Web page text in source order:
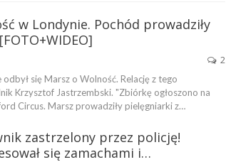
w Londynie. Pochód prowadziły
2
się Marsz o Wolność. Relację z tego
Krzysztof Jastrzembski. "Zbiórkę ogłoszono na
Circus. Marsz prowadziły pielęgniarki z…
zastrzelony przez policję!
się zamachami i…